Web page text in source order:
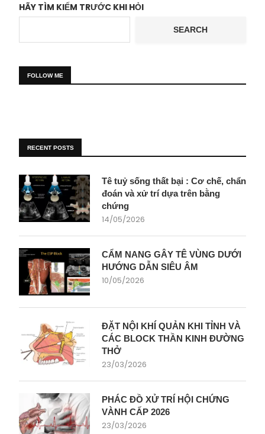
HÃY TÌM KIẾM TRƯỚC KHI HỎI
SEARCH
FOLLOW ME
RECENT POSTS
Tê tuỷ sống thất bại : Cơ chế, chẩn
đoán và xử trí dựa trên bằng
chứng
14/05/2026
CẨM NANG GÂY TÊ VÙNG DƯỚI
HƯỚNG DẪN SIÊU ÂM
10/05/2026
ĐẶT NỘI KHÍ QUẢN KHI TỈNH VÀ
CÁC BLOCK THẦN KINH ĐƯỜNG
THỞ
23/03/2026
PHÁC ĐỒ XỬ TRÍ HỘI CHỨNG
VÀNH CẤP 2026
23/03/2026